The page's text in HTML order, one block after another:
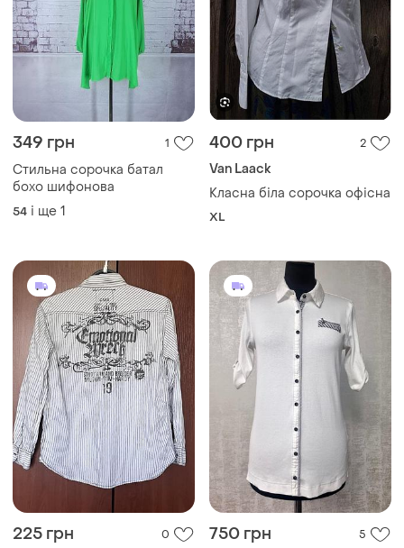
349 грн 1
Стильна сорочка батал
бохо шифонова
54 і ще 1
400 грн 2
Van Laack
Класна біла сорочка офісна
XL
225 грн 0 750 грн 5